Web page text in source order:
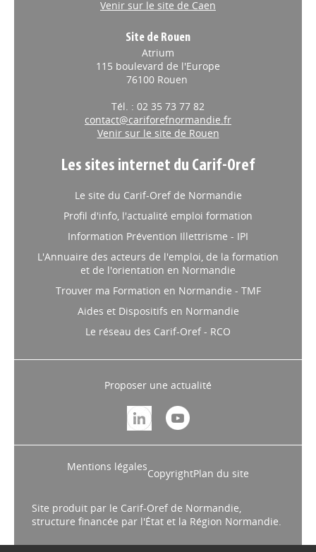
Atrium
115 boulevard de l'Europe
76100 Rouen
contact@cariforefnormandie.fr
Venir sur le site de Rouen
Profil d'info, l'actualité emploi formation
Information Prévention Illettrisme - IPI
L'Annuaire des acteurs de l'emploi, de la formation
et de l'orientation en Normandie
Trouver ma Formation en Normandie - TMF
Aides et Dispositifs en Normandie
Le réseau des Carif-Oref - RCO
structure financée par l'État et la Région Normandie.